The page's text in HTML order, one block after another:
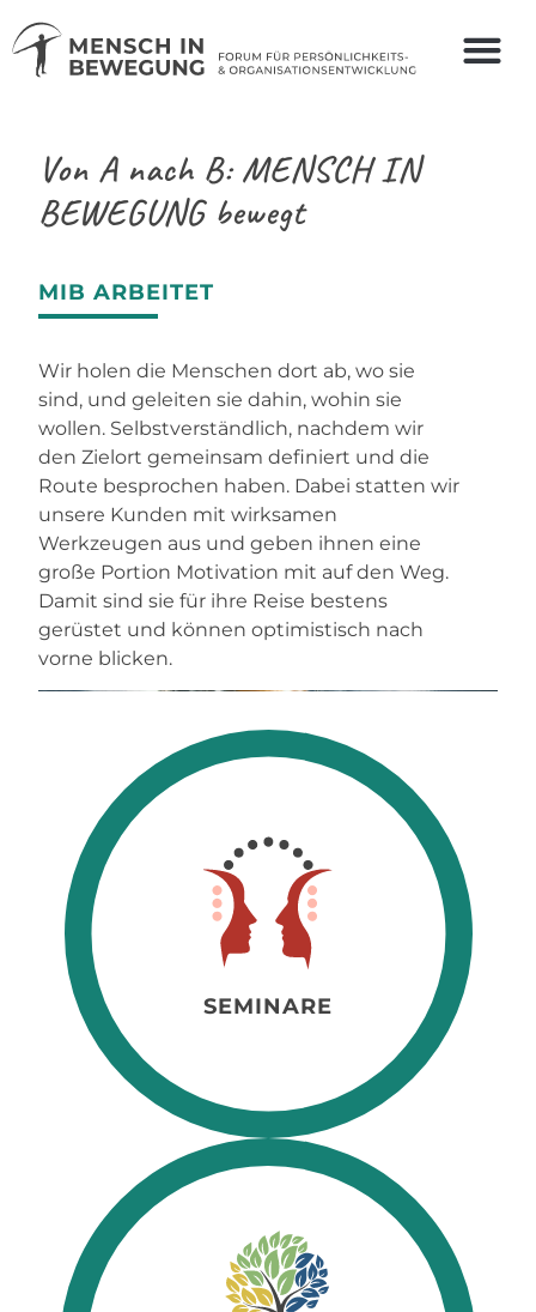
Von A nach B:MENSCH IN
BEWEGUNGbewegt
MIB ARBEITET
Wir holen die Menschen dort ab, wo sie
sind, und geleiten sie dahin, wohin sie
wollen. Selbstverständlich, nachdem wir
den Zielort gemeinsam definiert und die
Route besprochen haben. Dabei statten wir
unsere Kunden mit wirksamen
Werkzeugen aus und geben ihnen eine
große Portion Motivation mit auf den Weg.
Damit sind sie für ihre Reise bestens
gerüstet und können optimistisch nach
vorne blicken.
SEMINARE